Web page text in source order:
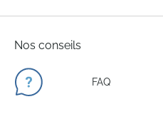
Nos conseils
FAQ